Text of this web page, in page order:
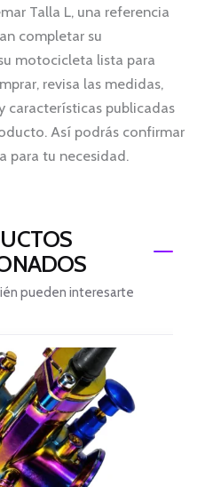
Talla L, una referencia
completar su
motocicleta lista para
revisa las medidas,
características publicadas
Así podrás confirmar
para tu necesidad.
pueden interesarte
precio
original
era:
$ 178.000.
precio
actual
es:
$ 140.000.
producto
tiene
múltiples
variantes.
Las